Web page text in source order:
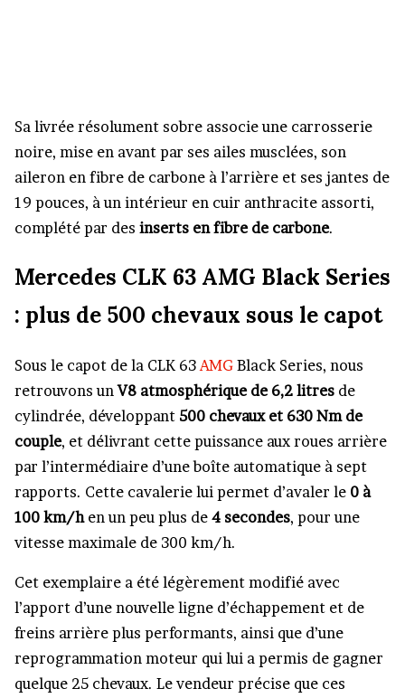
Sa livrée résolument sobre associe une carrosserie
noire, mise en avant par ses ailes musclées, son
aileron en fibre de carbone à l’arrière et ses jantes de
19 pouces, à un intérieur en cuir anthracite assorti,
complété par des inserts en fibre de carbone.
Mercedes CLK 63 AMG Black Series
: plus de 500 chevaux sous le capot
Sous le capot de la CLK 63 AMG Black Series, nous
retrouvons unV8 atmosphérique de 6,2 litres de
cylindrée, développant 500 chevaux et 630 Nm de
couple, et délivrant cette puissance aux roues arrière
par l’intermédiaire d’une boîte automatique à sept
rapports. Cette cavalerie lui permet d’avaler le 0 à
100 km/hen un peu plus de 4 secondes, pour une
vitesse maximale de 300 km/h.
Cet exemplaire a été légèrement modifié avec
l’apport d’une nouvelle ligne d’échappement et de
freins arrière plus performants, ainsi que d’une
reprogrammation moteur qui lui a permis de gagner
quelque 25 chevaux. Le vendeur précise que ces